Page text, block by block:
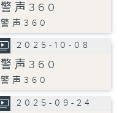
警声360
警声360
2025-10-08
警声360
警声360
2025-09-24